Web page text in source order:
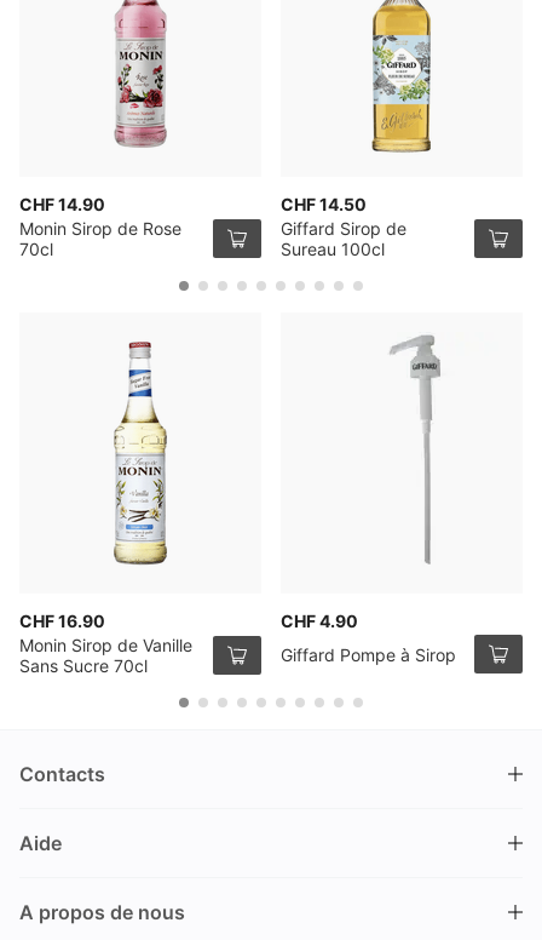
CHF 14.90
Monin Sirop de Rose
70cl
CHF 14.50
Giffard Sirop de
Sureau 100cl
CHF 16.90
Monin Sirop de Vanille
Sans Sucre 70cl
CHF 4.90
Giffard Pompe à Sirop
Contacts
Nüschelerstrasse 35
Suisse
Aide
Processus de commande
A propos de nous